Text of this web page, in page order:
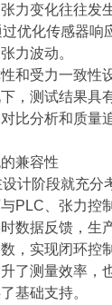
力变化往往发
优化传感器响
力波动。
和受力一致性
，测试结果具
比分析和质量
兼容性
计阶段就充分
PLC、张力控
数据反馈，生
，实现闭环控
了测量效率，
基础支持。